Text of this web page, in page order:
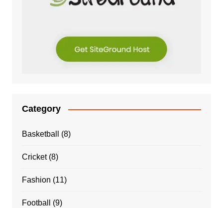
Category
Basketball (8)
Cricket(8)
Fashion (11)
Football (9)